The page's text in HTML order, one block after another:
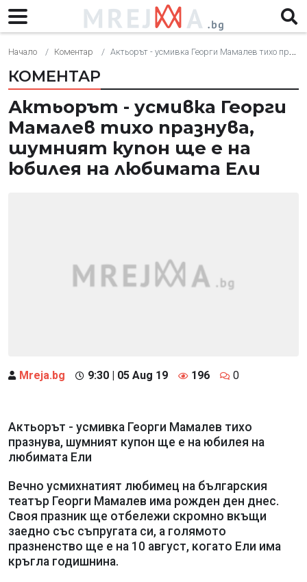
Начало Коментар Актьорът - усмивка Георги Мамалев тихо празнува, шумният купон ще е на юбилея на любимата Ели
КОМЕНТАР
Актьорът - усмивка Георги
Мамалев тихо празнува,
шумният купон ще е на
юбилея на любимата Ели
Mreja.bg 9:30 | 05 Aug 19 196 0
Актьорът - усмивка Георги Мамалев тихо
празнува, шумният купон ще е на юбилея на
любимата Ели
Вечно усмихнатият любимец на българския
театър Георги Мамалев има рожден ден днес.
Своя празник ще отбележи скромно вкъщи
заедно със съпругата си, а голямото
празненство ще е на 10 август, когато Ели има
кръгла годишнина.